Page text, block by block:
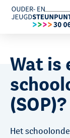
Wat is
(SOP)?
Het